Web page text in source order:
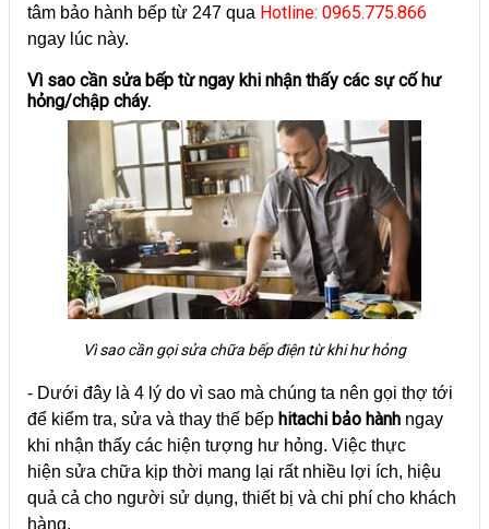
tâm bảo hành bếp từ 247 qua Hotline: 0965.775.866
ngay lúc này.
Vì sao cần sửa bếp từ ngay khi nhận thấy các sự cố hư
hỏng/chập cháy.
Vì sao cần gọi sửa chữa bếp điện từ khi hư hỏng
- Dưới đây là 4 lý do vì sao mà chúng ta nên gọi thợ tới
để kiểm tra, sửa và thay thế bếp hitachi bảo hành ngay
khi nhận thấy các hiện tượng hư hỏng. Việc thực
hiện sửa chữa kịp thời mang lại rất nhiều lợi ích, hiệu
quả cả cho người sử dụng, thiết bị và chi phí cho khách
hàng.